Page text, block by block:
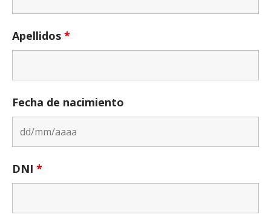
Apellidos *
Fecha de nacimiento
DNI *